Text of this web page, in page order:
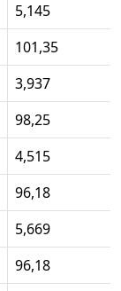
5,145
101,35
3,937
98,25
4,515
96,18
5,669
96,18